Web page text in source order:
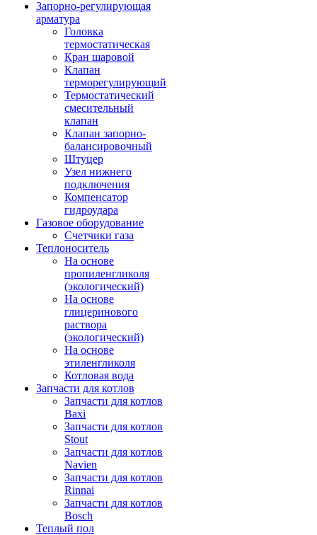
Запорно-регулирующая
арматура
Головка
термостатическая
Кран шаровой
Клапан
терморегулирующий
Термостатический
смесительный
клапан
Клапан запорно-
балансировочный
Штуцер
Узел нижнего
подключения
Компенсатор
гидроудара
Газовое оборудование
Счетчики газа
Теплоноситель
На основе
пропиленгликоля
(экологический)
На основе
глицеринового
раствора
(экологический)
На основе
этиленгликоля
Котловая вода
Запчасти для котлов
Запчасти для котлов
Baxi
Запчасти для котлов
Stout
Запчасти для котлов
Navien
Запчасти для котлов
Rinnai
Запчасти для котлов
Bosch
Теплый пол